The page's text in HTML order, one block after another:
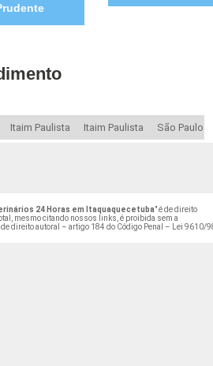
Itaim Paulista Itaim Paulista São Paulo
24 Horas em Itaquaquecetuba" é de direito
mesmo citando nossos links, é proibida sem a
direito autoral – artigo 184 do Código Penal –
Lei 9610/